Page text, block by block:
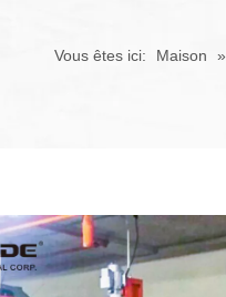
Vous êtes ici: Maison »